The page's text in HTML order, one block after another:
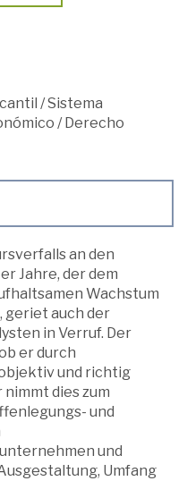
/Sistema
/Derecho
an den
Jahre, der dem
Wachstum
geriet auch der
in Verruf. Der
er durch
und richtig
dies zum
und
und
Umfang